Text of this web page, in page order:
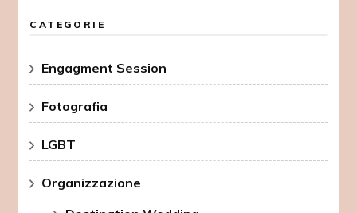
CATEGORIE
Engagment Session
Fotografia
LGBT
Organizzazione